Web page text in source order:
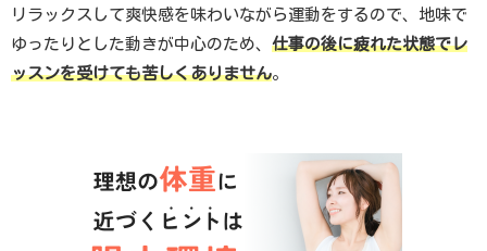
リラックスして爽快感を味わいながら運動をするので、地味で
ゆったりとした動きが中心のため、 仕事の後に疲れた状態でレ
ッスンを受けても苦しくありません。